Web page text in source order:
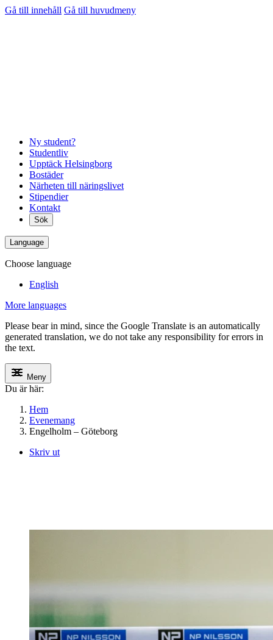
Gå till innehåll Gå till huvudmeny
Ny student?
Studentliv
Upptäck Helsingborg
Bostäder
Närheten till näringslivet
Stipendier
Kontakt
Sök
Language
Choose language
English
More languages
Please bear in mind, since the Google Translate is an automatically
generated translation, we do not take any responsibility for errors in
the text.
Meny
Du är här:
Hem
Evenemang
Engelholm – Göteborg
Skriv ut